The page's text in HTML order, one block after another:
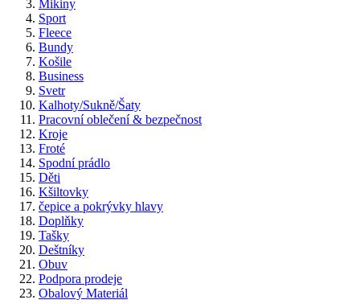
Mikiny
Sport
Fleece
Bundy
Košile
Business
Svetr
Kalhoty/Sukně/Šaty
Pracovní oblečení & bezpečnost
Kroje
Froté
Spodní prádlo
Děti
Kšiltovky
čepice a pokrývky hlavy
Doplňky
Tašky
Deštníky
Obuv
Podpora prodeje
Obalový Materiál